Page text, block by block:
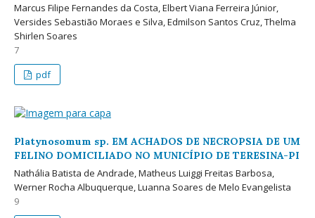
Marcus Filipe Fernandes da Costa, Elbert Viana Ferreira Júnior,
Versides Sebastião Moraes e Silva, Edmilson Santos Cruz, Thelma
Shirlen Soares
7
pdf
Platynosomum sp. EM ACHADOS DE NECROPSIA DE UM
FELINO DOMICILIADO NO MUNICÍPIO DE TERESINA-PI
Nathália Batista de Andrade, Matheus Luiggi Freitas Barbosa,
Werner Rocha Albuquerque, Luanna Soares de Melo Evangelista
9